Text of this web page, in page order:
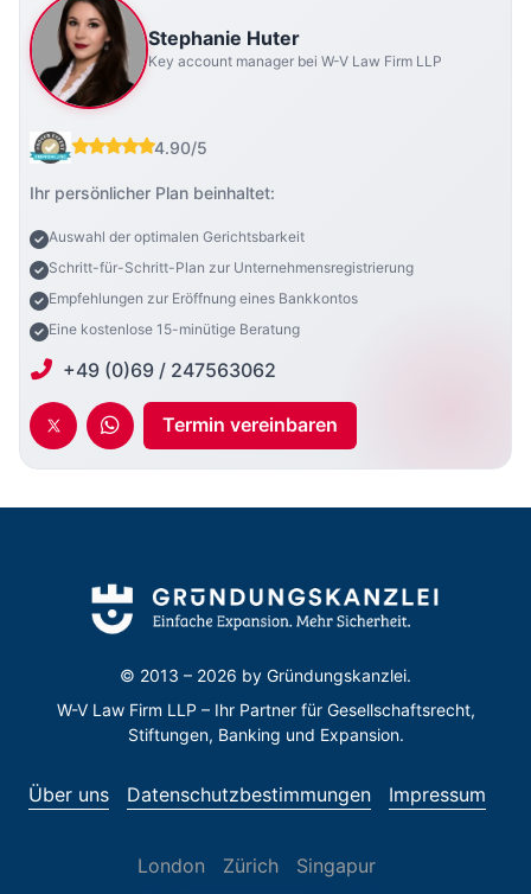
Stephanie Huter
Key account manager bei W-V Law Firm LLP
4.90/5
Ihr persönlicher Plan beinhaltet:
Auswahl der optimalen Gerichtsbarkeit
Schritt-für-Schritt-Plan zur Unternehmensregistrierung
Empfehlungen zur Eröffnung eines Bankkontos
Eine kostenlose 15-minütige Beratung
+49 (0)69 / 247563062
Termin vereinbaren
© 2013 – 2026 by Gründungskanzlei.
W-V Law Firm LLP – Ihr Partner für Gesellschaftsrecht,
Stiftungen, Banking und Expansion.
Über uns Datenschutzbestimmungen Impressum
London Zürich Singapur